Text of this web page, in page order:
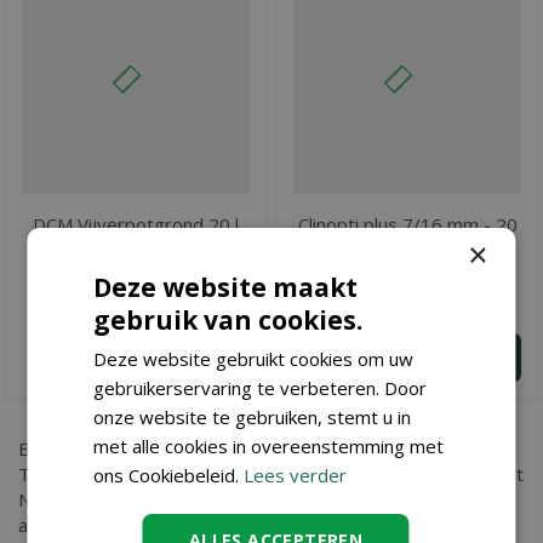
DCM Vijverpotgrond 20 l
€ 8,20
BESTEL
Clinopti plus 7/16 mm - 20
BESTEL
Bent u op zoek naarLava split 16-32 mm 13,5 l? Bij
Tuincenter Vincent in Dendermonde, nabij Aalst, Gent en Sint
Niklaas, vindt u Lava split 16-32 mm 13,5 l en nog vele
andere tuinartikelen. Kopen doet u eenvoudig in onze
×
Deze website maakt
gebruik van cookies.
Deze website gebruikt cookies om uw
gebruikerservaring te verbeteren. Door
onze website te gebruiken, stemt u in
met alle cookies in overeenstemming met
ons Cookiebeleid. Lees verder